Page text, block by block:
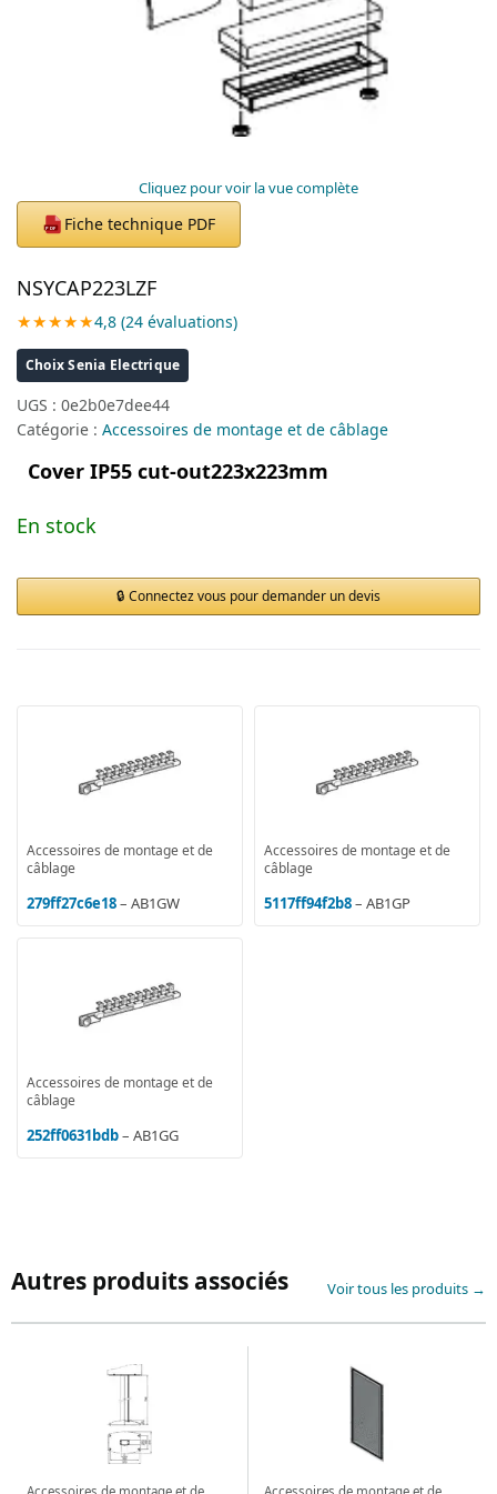
Cliquez pour voir la vue complète
PDF Fiche technique PDF
NSYCAP223LZF
★★★★★4,8 (24 évaluations)
Choix Senia Electrique
UGS : 0e2b0e7dee44
Catégorie : Accessoires de montage et de câblage
Cover IP55 cut-out223x223mm
En stock
Connectez vous pour demander un devis
Accessoires de montage et de
câblage
279ff27c6e18– AB1GW
Accessoires de montage et de
câblage
5117ff94f2b8– AB1GP
Accessoires de montage et de
câblage
252ff0631bdb– AB1GG
Autres produits associés Voir tous les produits →